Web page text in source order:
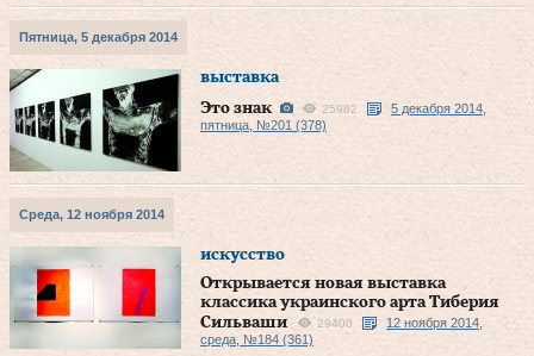
Пятница, 5 декабря 2014
выставка
Это знак
25982
5 декабря 2014,
пятница, №201 (378)
Среда, 12 ноября 2014
искусство
Открывается новая выставка
классика украинского арта Тиберия
Сильваши
29400
12 ноября 2014,
среда, №184 (361)